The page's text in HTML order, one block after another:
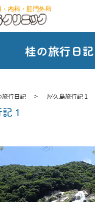
桂の旅行日記
旅行日記 屋久島旅行記 1
1